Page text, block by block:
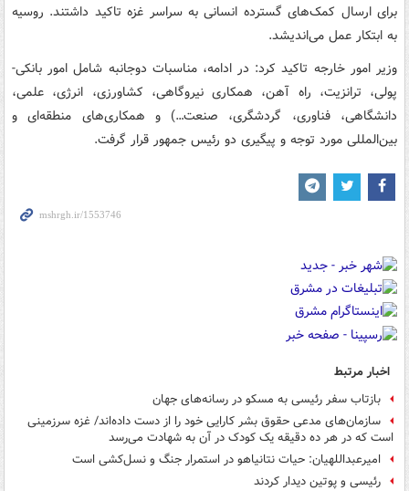
برای ارسال کمک‌های گسترده انسانی به سراسر غزه تاکید داشتند. روسیه
به ابتکار عمل می‌اندیشد.
وزیر امور خارجه تاکید کرد: در ادامه، مناسبات دوجانبه شامل امور بانکی-
پولی، ترانزیت، راه آهن، همکاری نیروگاهی، کشاورزی، انرژی، علمی،
دانشگاهی، فناوری، گردشگری، صنعت…) و همکاری‌های منطقه‌ای و
بین‌المللی مورد توجه و پیگیری دو رئیس جمهور قرار گرفت.
اخبار مرتبط
بازتاب سفر رئیسی به مسکو در رسانه‌های جهان
سازمان‌های مدعی حقوق بشر کارایی خود را از دست داده‌اند/ غزه سرزمینی
است که در هر ده دقیقه یک کودک در آن به شهادت می‌رسد
امیرعبداللهیان: حیات نتانیاهو در استمرار جنگ و نسل‌کشی است
رئیسی و پوتین دیدار کردند